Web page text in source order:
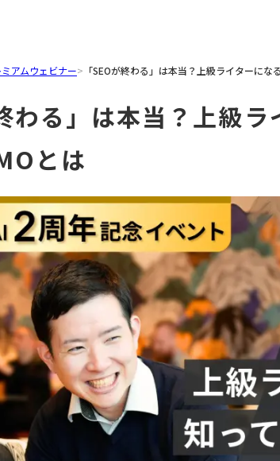
アムウェビナー> 「SEOが終わる」は本当？上級ライターに
わる」は本当？上級
とは